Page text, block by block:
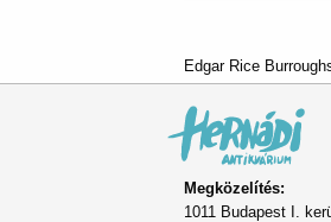
Edgar Rice
Megközelítés:
1011 Budapest I.